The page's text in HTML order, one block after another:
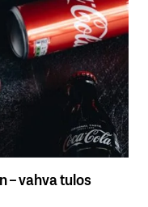
– vahva tulos